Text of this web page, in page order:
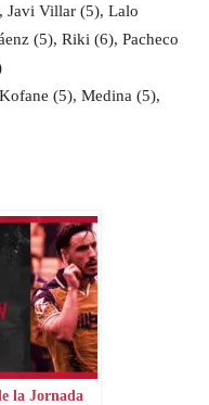
Javi Villar (5), Lalo
(5), Riki (6), Pacheco
(5), Medina (5),
la Jornada